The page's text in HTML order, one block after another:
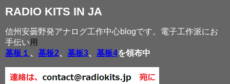
RADIO KITS IN JA
信州安曇野発アナログ工作中心blogです。電子工作派にお
手伝い用
基板１ 、 基板2、 基板3、 基板4を領布中